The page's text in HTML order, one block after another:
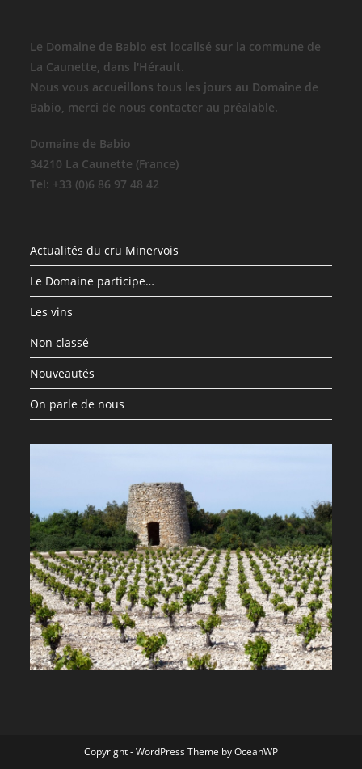
Le Domaine de Babio est localisé sur la commune de
La Caunette, dans l'Hérault.
Nous vous accueillons tous les jours au Domaine de
Babio, merci de nous contacter au préalable.
Domaine de Babio
34210 La Caunette (France)
Tel: +33 (0)6 86 97 48 42
Actualités du cru Minervois
Le Domaine participe…
Les vins
Non classé
Nouveautés
On parle de nous
Copyright - WordPress Theme by OceanWP